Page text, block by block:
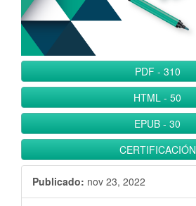
t
e
a
l
PDF - 310
HTML - 50
EPUB - 30
CERTIFICACIÓN
Publicado: nov 23, 2022